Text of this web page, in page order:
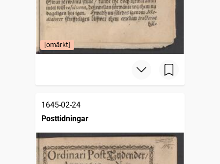
[omärkt]
1645-02-24
Posttidningar